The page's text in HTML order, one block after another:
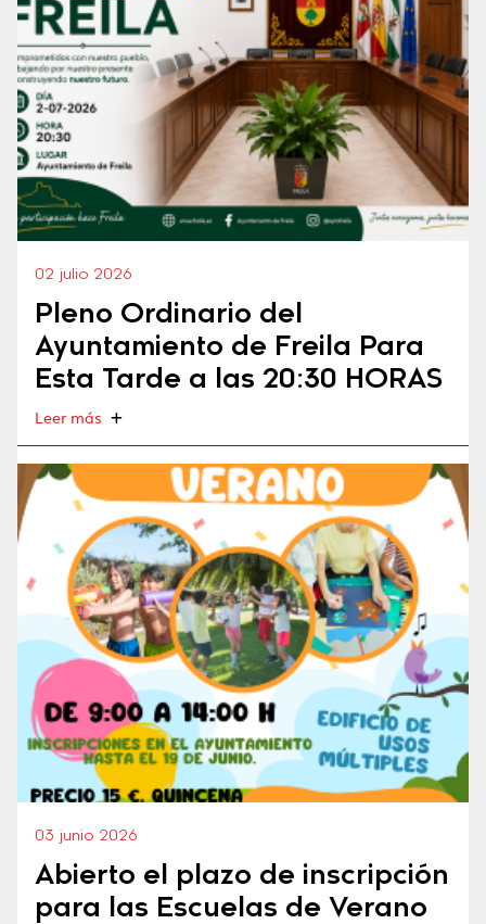
02 julio 2026
Pleno Ordinario del
Ayuntamiento de Freila Para
Esta Tarde a las 20:30 HORAS
Leer más
03 junio 2026
Abierto el plazo de inscripción
para las Escuelas de Verano